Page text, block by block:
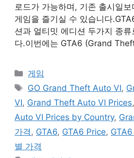
로드가 가능하며, 기존 출시일
게임을 즐기실 수 있습니다
션과 얼티밋 에디션 두가지 종
다.이번에는 GTA6 (Grand
카
테
리
게임
태
그
GO Grand Theft Auto VI,
VI, Grand Theft Auto VI Prices,
Auto VI Prices by Country,
가격 , GTA6, GTA6 Price,
별 가격